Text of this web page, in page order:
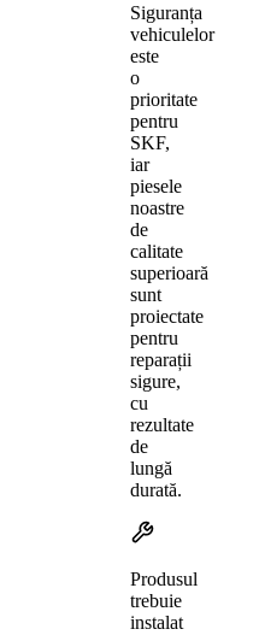
Siguranța
vehiculelor
este
o
prioritate
pentru
SKF,
iar
piesele
noastre
de
calitate
superioară
sunt
proiectate
pentru
reparații
sigure,
cu
rezultate
de
lungă
durată.
Produsul
trebuie
instalat